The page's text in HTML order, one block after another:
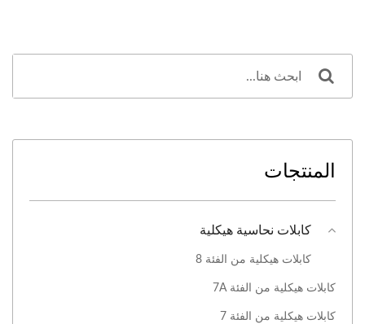
المنتجات
كابلات نحاسية هيكلية
كابلات هيكلية من الفئة 8
كابلات هيكلية من الفئة 7A
كابلات هيكلية من الفئة 7